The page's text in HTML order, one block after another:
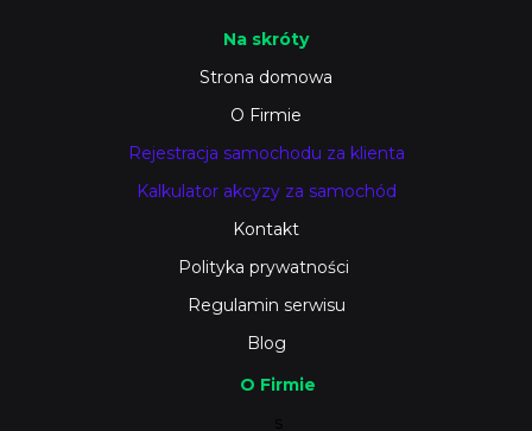
O Firmie
Na skróty
Strona domowa
O Firmie
Rejestracja samochodu za klienta
Kalkulator akcyzy za samochód
Kontakt
Polityka prywatności
Regulamin serwisu
Blog